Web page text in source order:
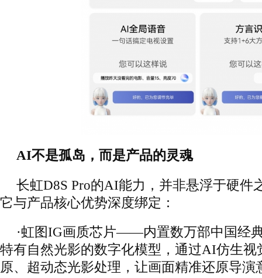
AI不是孤岛，而是产品的灵魂
长虹D8S Pro的AI能力，并非悬浮于硬件
它与产品核心优势深度绑定：
·虹图IG画质芯片——内置数万部中国经
特有自然光影的数字化模型，通过AI仿生视
原、超动态光影处理，让画面精准还原导演